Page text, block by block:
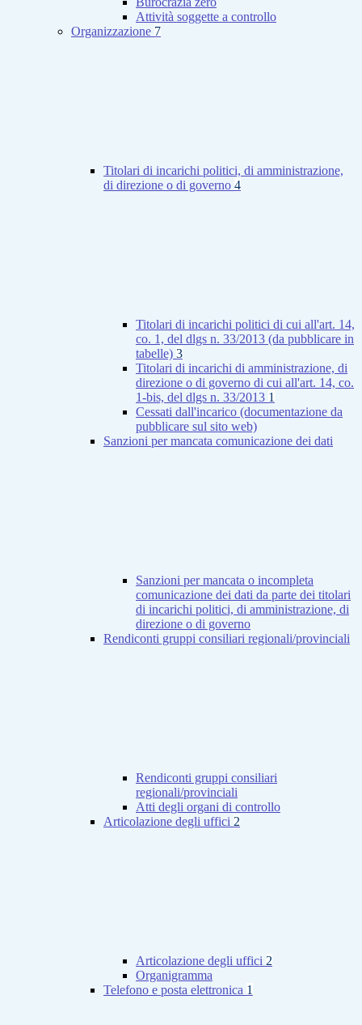
Attività soggette a controllo
Organizzazione 7
Titolari di incarichi politici, di amministrazione,
di direzione o di governo 4
Titolari di incarichi politici di cui all'art. 14,
co. 1, del dlgs n. 33/2013 (da pubblicare in
tabelle) 3
Titolari di incarichi di amministrazione, di
direzione o di governo di cui all'art. 14, co.
1-bis, del dlgs n. 33/2013 1
Cessati dall'incarico (documentazione da
pubblicare sul sito web)
Sanzioni per mancata comunicazione dei dati
Sanzioni per mancata o incompleta
comunicazione dei dati da parte dei titolari
di incarichi politici, di amministrazione, di
direzione o di governo
Rendiconti gruppi consiliari regionali/provinciali
Rendiconti gruppi consiliari
regionali/provinciali
Atti degli organi di controllo
Articolazione degli uffici 2
Articolazione degli uffici 2
Organigramma
Telefono e posta elettronica 1